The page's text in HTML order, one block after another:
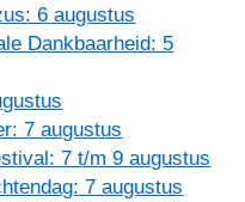
6 augustus
Dankbaarheid: 5
7 augustus
7 t/m 9 augustus
7 augustus